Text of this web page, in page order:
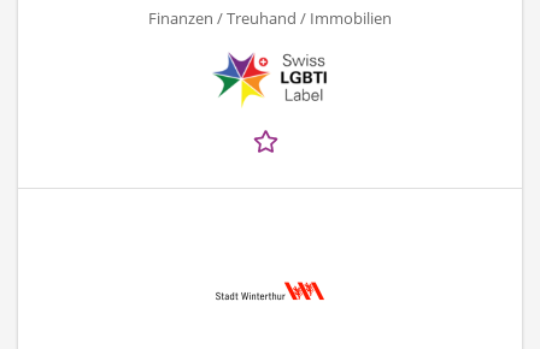
Finanzen / Treuhand / Immobilien